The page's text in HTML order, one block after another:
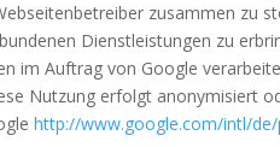
zusammen zu
Dienstleistungen zu
im Auftrag von Google
Nutzung erfolgt anonymisiert
http://www.google.com/intl/